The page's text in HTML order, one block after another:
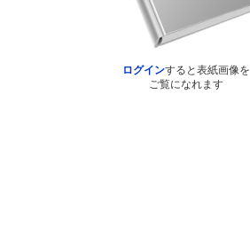
ログインすると表紙画像を
ご覧になれます